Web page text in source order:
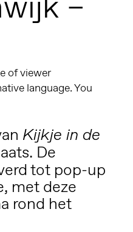
of viewer
language. You
Kijkje in de
De
tot pop-up
met deze
rond het